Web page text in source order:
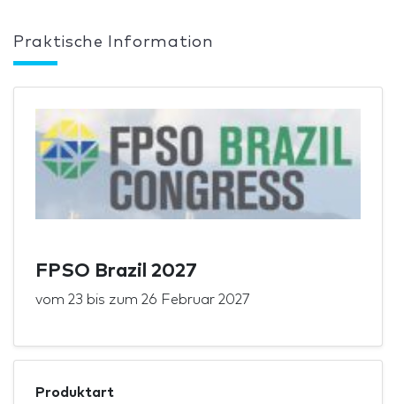
Praktische Information
FPSO Brazil 2027
vom 23 bis zum 26 Februar 2027
Produktart